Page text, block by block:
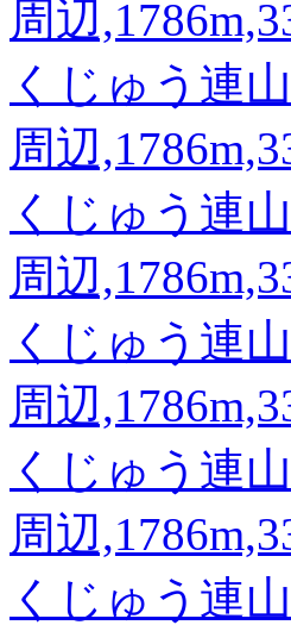
周辺
くじゅう連
周辺
くじゅう連
周辺
くじゅう連
周辺
くじゅう連
周辺
くじゅう連